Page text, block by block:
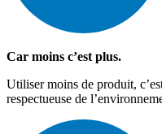
Car moins c’est plus.
Utiliser moins de produit,
respectueuse de